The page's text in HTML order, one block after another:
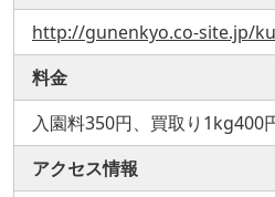
http://gunenkyo.co-site.jp/
料金
入園料350円、買取り1kg400
アクセス情報